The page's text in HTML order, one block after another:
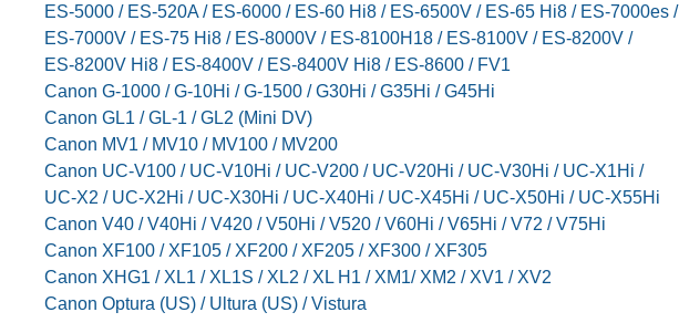
ES-5000 / ES-520A / ES-6000 / ES-60 Hi8 / ES-6500V / ES-65 Hi8 / ES-7000es /
ES-7000V / ES-75 Hi8 / ES-8000V / ES-8100H18 / ES-8100V / ES-8200V /
ES-8200V Hi8 / ES-8400V / ES-8400V Hi8 / ES-8600 / FV1
Canon G-1000 / G-10Hi / G-1500 / G30Hi / G35Hi / G45Hi
Canon GL1 / GL-1 / GL2 (Mini DV)
Canon MV1 / MV10 / MV100 / MV200
Canon UC-V100 / UC-V10Hi / UC-V200 / UC-V20Hi / UC-V30Hi / UC-X1Hi /
UC-X2 / UC-X2Hi / UC-X30Hi / UC-X40Hi / UC-X45Hi / UC-X50Hi / UC-X55Hi
Canon V40 / V40Hi / V420 / V50Hi / V520 / V60Hi / V65Hi / V72 / V75Hi
Canon XF100 / XF105 / XF200 / XF205 / XF300 / XF305
Canon XHG1 / XL1 / XL1S / XL2 / XL H1 / XM1/ XM2 / XV1 / XV2
Canon Optura (US) / Ultura (US) / Vistura